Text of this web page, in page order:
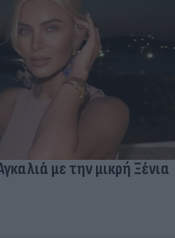
με την μικρή Ξένια